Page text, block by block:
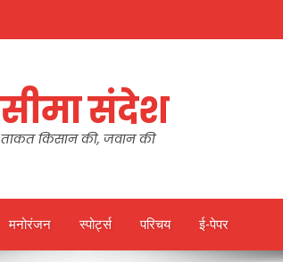
सीमा संदेश
ताकत किसान की, जवान की
मनोरंजन स्पोर्ट्स परिचय ई-पेपर